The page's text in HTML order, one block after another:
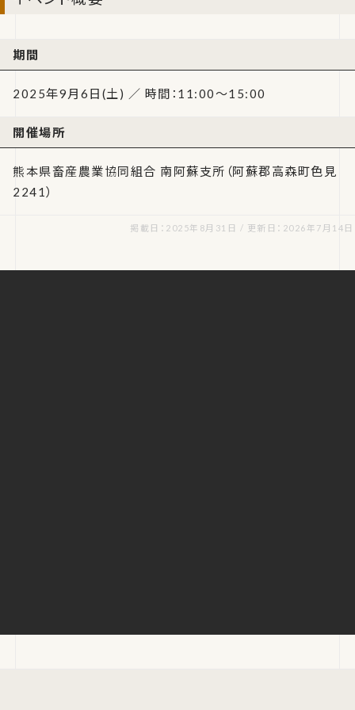
期間
2025年9月6日(土) ／ 時間：11:00～15:00
開催場所
熊本県畜産農業協同組合 南阿蘇支所（阿蘇郡高森町色見
2241）
掲載日：2025年8月31日 / 更新日：2026年7月14日